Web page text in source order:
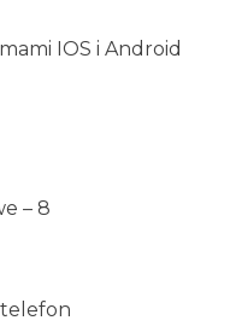
IOS i Android
– 8
telefon